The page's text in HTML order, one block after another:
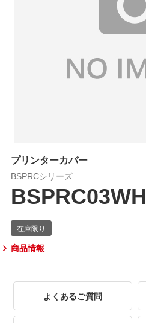
プリンターカバー
BSPRCシリーズ
BSPRC03WH
商品情報
よくあるご質問